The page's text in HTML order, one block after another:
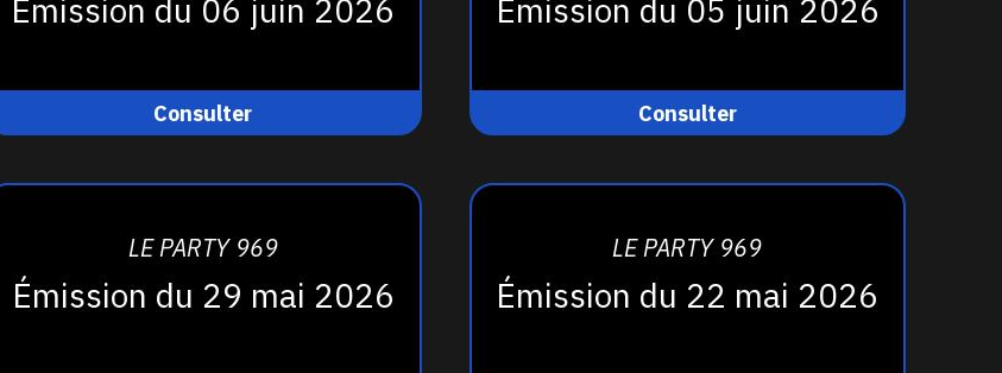
Émission du 06 juin 2026
Consulter
Émission du 05 juin 2026
Consulter
LE PARTY 969
Émission du 29 mai 2026
LE PARTY 969
Émission du 22 mai 2026